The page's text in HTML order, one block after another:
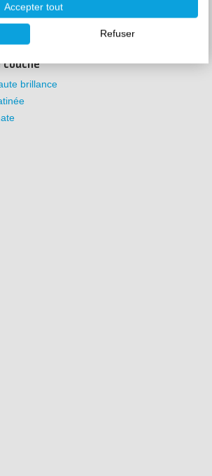
en PU
sol époxy
de sol époxy pour garage
couche
brillance
Accepter tout
Refuser